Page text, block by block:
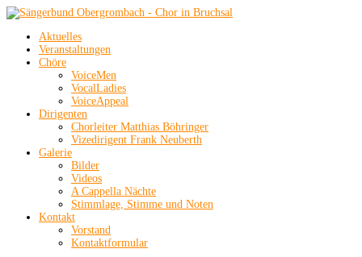
Aktuelles
Veranstaltungen
Chöre
VoiceMen
VocalLadies
VoiceAppeal
Dirigenten
Chorleiter Matthias Böhringer
Vizedirigent Frank Neuberth
Galerie
Bilder
Videos
A Cappella Nächte
Stimmlage, Stimme und Noten
Kontakt
Vorstand
Kontaktformular